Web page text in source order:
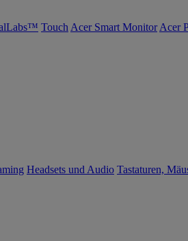
Touch Acer Smart Monitor Acer
Headsets und Audio Tastaturen,